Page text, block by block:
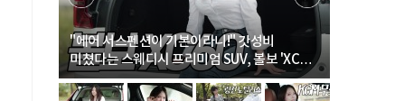
"에어 서스펜션이 기본이라니!" 갓성비
미쳤다는 스웨디시 프리미엄 SUV, 볼보 'XC60
B5 울트라'